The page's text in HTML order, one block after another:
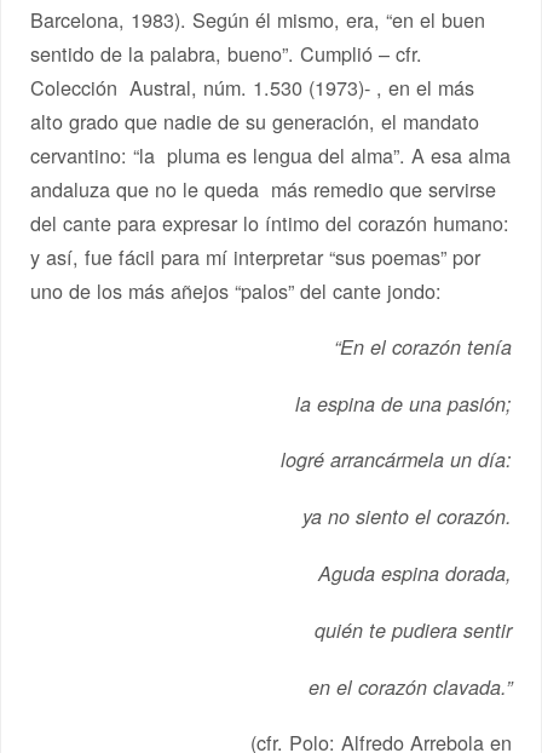
Barcelona, 1983). Según él mismo, era, “en el buen
sentido de la palabra, bueno”. Cumplió – cfr.
Colección Austral, núm. 1.530 (1973)- , en el más
alto grado que nadie de su generación, el mandato
cervantino: “la pluma es lengua del alma”. A esa alma
andaluza que no le queda más remedio que servirse
del cante para expresar lo íntimo del corazón humano:
y así, fue fácil para mí interpretar “sus poemas” por
uno de los más añejos “palos” del cante jondo:
“En el corazón tenía
la espina de una pasión;
logré arrancármela un día:
ya no siento el corazón.
Aguda espina dorada,
quién te pudiera sentir
en el corazón clavada.”
(cfr. Polo: Alfredo Arrebola en